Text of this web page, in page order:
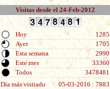
Visitas desde el 24-Feb-2012
Hoy
1285
Ayer
1705
Esta semana
2990
Este mes
33360
Todos
3478481
Día más visitado
05-03-2016 : 7883